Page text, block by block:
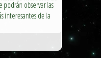
podrán observar las
interesantes de la